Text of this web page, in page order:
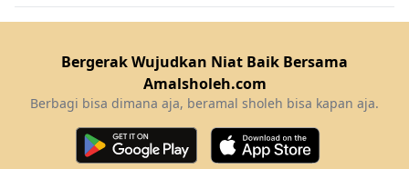
Bergerak Wujudkan Niat Baik Bersama
Amalsholeh.com
Berbagi bisa dimana aja, beramal sholeh bisa kapan aja.